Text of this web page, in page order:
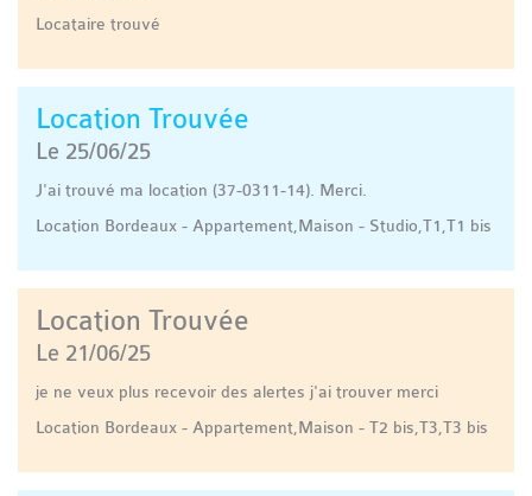
Locataire trouvé
Location Trouvée
Le 25/06/25
J'ai trouvé ma location (37-0311-14). Merci.
Location Bordeaux - Appartement,Maison - Studio,T1,T1 bis
Location Trouvée
Le 21/06/25
je ne veux plus recevoir des alertes j'ai trouver merci
Location Bordeaux - Appartement,Maison - T2 bis,T3,T3 bis